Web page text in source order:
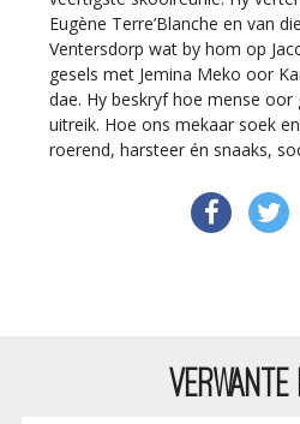
Eugène Terre’Blanche en van
Ventersdorp wat by hom op
gesels met Jemina Meko oor
dae. Hy beskryf hoe mense
uitreik. Hoe ons mekaar soek
roerend, harsteer én snaaks,
VERWANTE